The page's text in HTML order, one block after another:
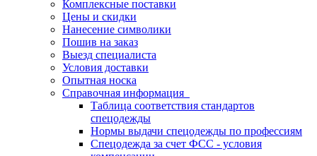
Комплексные поставки
Цены и скидки
Нанесение символики
Пошив на заказ
Выезд специалиста
Условия доставки
Опытная носка
Справочная информация
Таблица соответствия стандартов
спецодежды
Нормы выдачи спецодежды по профессиям
Спецодежда за счет ФСС - условия